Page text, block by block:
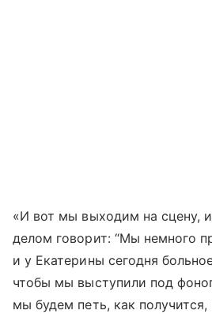
«И вот мы выходим на сцену,
делом говорит: “Мы немного
и у Екатерины сегодня
чтобы мы выступили под
мы будем петь, как